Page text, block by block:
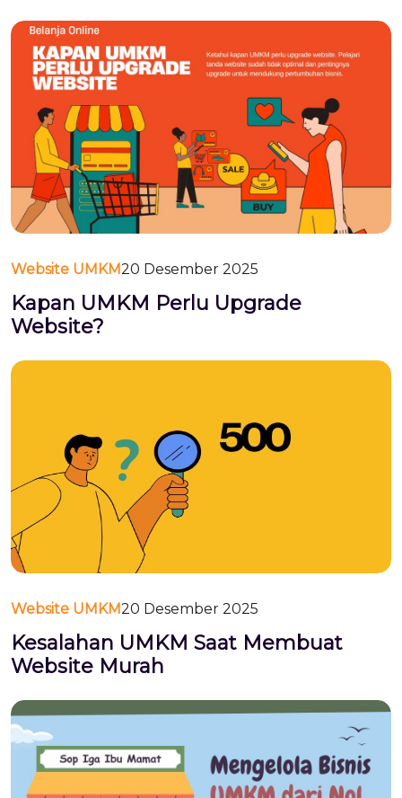
Website UMKM20 Desember 2025
Kapan UMKM Perlu Upgrade
Website?
Website UMKM20 Desember 2025
Kesalahan UMKM Saat Membuat
Website Murah